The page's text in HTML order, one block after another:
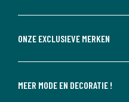
ONZE EXCLUSIEVE MERKEN
MEER MODE EN DECORATIE !